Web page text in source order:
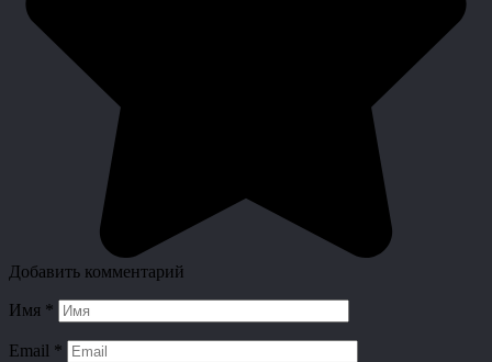
Добавить комментарий
Имя *
Email *